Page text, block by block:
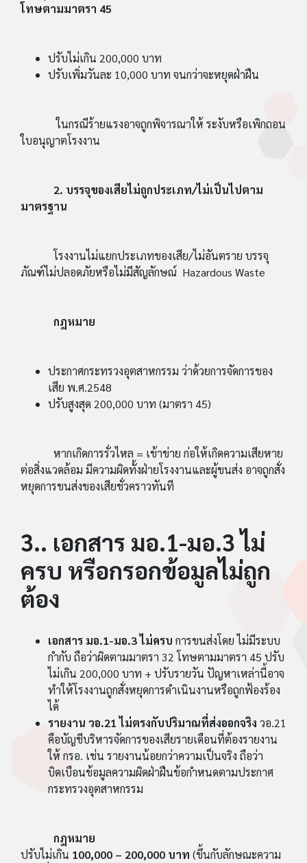
โทษตามมาตรา 45
ปรับไม่เกิน 200,000 บาท
ปรับเพิ่มวันละ 10,000 บาท จนกว่าจะหยุดฝ่าฝืน
ในกรณีร้ายแรงอาจถูกพิจารณาให้ ระงับหรือเพิกถอน
ใบอนุญาตโรงงาน
2. บรรจุของเสียไม่ถูกประเภท/ไม่เป็นไปตาม
มาตรฐาน
โรงงานไม่แยกประเภทของเสีย/ไม่อันตราย บรรจุ
ภัณฑ์ไม่ปลอดภัยหรือไม่มีสัญลักษณ์ Hazardous Waste
กฎหมาย
ประกาศกระทรวงอุตสาหกรรม ว่าด้วยการจัดการของ
เสีย พ.ศ.2548
ปรับสูงสุด 200,000 บาท (มาตรา 45)
หากเกิดการรั่วไหล = เข้าข่าย ก่อให้เกิดความเสียหาย
ต่อสิ่งแวดล้อม มีความผิดทั้งฝ่ายโรงงานและผู้ขนส่ง อาจถูกสั่ง
หยุดการขนส่งของเสียชั่วคราวทันที
3.. เอกสาร มอ.1-มอ.3 ไม่
ครบ หรือกรอกข้อมูลไม่ถูก
ต้อง
เอกสาร มอ.1-มอ.3 ไม่ครบ การขนส่งโดย ไม่มีระบบ
กำกับ ถือว่าผิดตามมาตรา 32 โทษตามมาตรา 45 ปรับ
ไม่เกิน 200,000 บาท + ปรับรายวัน ปัญหาเหล่านี้อาจ
ทำให้โรงงานถูกสั่งหยุดการดำเนินงานหรือถูกฟ้องร้อง
ได้
รายงาน วอ.21 ไม่ตรงกับปริมาณที่ส่งออกจริง วอ.21
คือบัญชีบริหารจัดการของเสียรายเดือนที่ต้องรายงาน
ให้ กรอ. เช่น รายงานน้อยกว่าความเป็นจริง ถือว่า
บิดเบือนข้อมูลความผิดฝ่าฝืนข้อกำหนดตามประกาศ
กระทรวงอุตสาหกรรม
กฎหมาย
ปรับไม่เกิน 100,000 – 200,000 บาท (ขึ้นกับลักษณะความ